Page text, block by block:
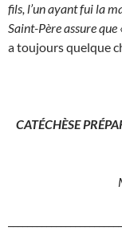
fils, l’un ayant fui la
Saint-Père assure que
a toujours quelque
CATÉCHÈSE